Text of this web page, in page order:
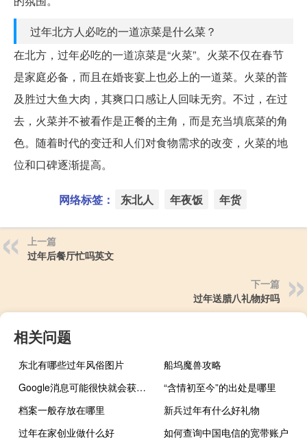
过年北方人必吃的一道凉菜是什么菜？
在北方，过年必吃的一道凉菜是“火菜”。火菜不仅在春节
是家庭必备，而且在婚丧宴上也必上的一道菜。火菜的普
及胜过大鱼大肉，其爽口口感让人回味无穷。不过，在过
去，火菜并不被看作是正餐的主角，而是充当填底菜的角
色。随着时代的变迁和人们对食物需求的改变，火菜的地
位和口碑逐渐提高。
网络标签： 东北人 年夜饭 年货
上一篇
过年后餐厅忙吗英文
下一篇
过年送腊八礼物好吗
相关问题
东北有哪些过年风俗图片
船坞魔兽攻略
Google消息可能很快就会获得新的滑动操作 可以说是最有用的操作
“含情初至今”的出处是哪里
档案一般存放在哪里
新兵过年有什么好礼物
过年在家创业做什么好
如何查询中国电信的宽带账户